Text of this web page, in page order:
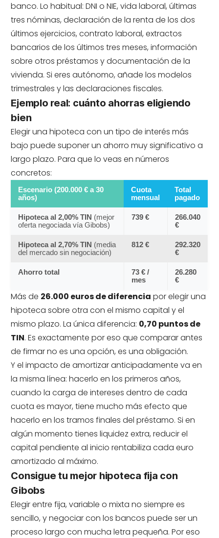
banco. Lo habitual: DNI o NIE, vida laboral, últimas
tres nóminas, declaración de la renta de los dos
últimos ejercicios, contrato laboral, extractos
bancarios de los últimos tres meses, información
sobre otros préstamos y documentación de la
vivienda. Si eres autónomo, añade los modelos
trimestrales y las declaraciones fiscales.
Ejemplo real: cuánto ahorras eligiendo
bien
Elegir una hipoteca con un tipo de interés más
bajo puede suponer un ahorro muy significativo a
largo plazo. Para que lo veas en números
concretos:
Escenario (200.000 € a 30
años)
Cuota
mensual
Total
pagado
Hipoteca al 2,00% TIN (mejor
oferta negociada vía Gibobs)
739 €
266.040
€
Hipoteca al 2,70% TIN (media
del mercado sin negociación)
812 €
292.320
€
Ahorro total
73 € /
mes
26.280
€
Más de 26.000 euros de diferencia por elegir una
hipoteca sobre otra con el mismo capital y el
mismo plazo. La única diferencia: 0,70 puntos de
TIN. Es exactamente por eso que comparar antes
de firmar no es una opción, es una obligación.
Y el impacto de amortizar anticipadamente va en
la misma línea: hacerlo en los primeros años,
cuando la carga de intereses dentro de cada
cuota es mayor, tiene mucho más efecto que
hacerlo en los tramos finales del préstamo. Si en
algún momento tienes liquidez extra, reducir el
capital pendiente al inicio rentabiliza cada euro
amortizado al máximo.
Consigue tu mejor hipoteca fija con
Gibobs
Elegir entre fija, variable o mixta no siempre es
sencillo, y negociar con los bancos puede ser un
proceso largo con mucha letra pequeña. Por eso